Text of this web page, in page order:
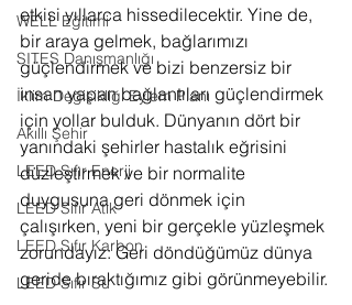
WELL Eğitimi
SITES Danışmanlığı
İklim Değişikliği Eylem Planı
Akıllı Şehir
LEED Sıfır Enerji
LEED Sıfır Atık
LEED Sıfır Karbon
LEED Sıfır Su
etkisi yıllarca hissedilecektir. Yine de,
bir araya gelmek, bağlarımızı
güçlendirmek ve bizi benzersiz bir
insan yapan bağlantıları güçlendirmek
için yollar bulduk. Dünyanın dört bir
yanındaki şehirler hastalık eğrisini
düzleştirmek ve bir normalite
duygusuna geri dönmek için
çalışırken, yeni bir gerçekle yüzleşmek
zorundayız: Geri döndüğümüz dünya
geride bıraktığımız gibi görünmeyebilir.